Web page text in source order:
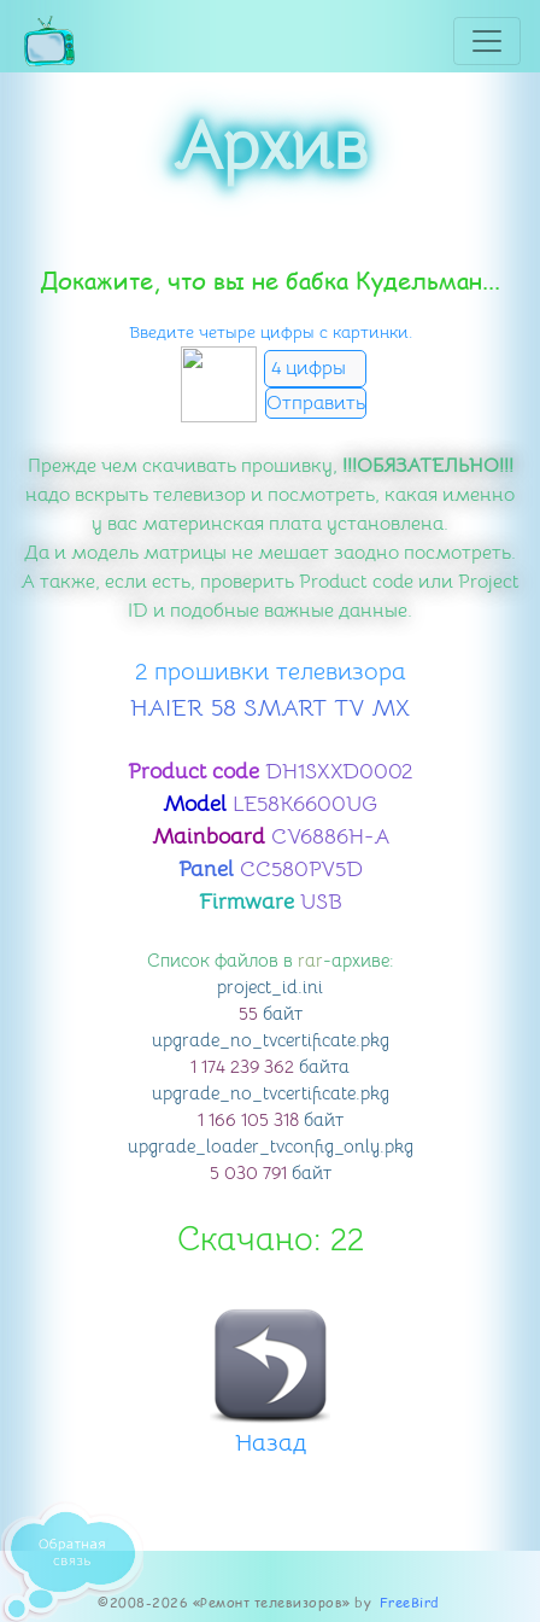
Архив
Докажите, что вы не бабка Кудельман...
Введите четыре цифры с картинки.
Прежде чем скачивать прошивку, !!!ОБЯЗАТЕЛЬНО!!!
надо вскрыть телевизор и посмотреть, какая именно
у вас материнская плата установлена.
Да и модель матрицы не мешает заодно посмотреть.
А также, если есть, проверить Product code или Project
ID и подобные важные данные.
2 прошивки телевизора​
HAIER 58 SMART TV MX
Product code DH1SXXD0002
Model LE58K6600UG
MainboardCV6886H-A
PanelCC580PV5D
FirmwareUSB
Список файлов в rar-архиве:
project_id .ini
55 байт
upgrade_no_tvcertificate.pkg
1 174 239 362 байта
upgrade_no_tvcertificate.pkg
1 166 105 318байт
upgrade_loader_tvconfig_only .pkg
5 030 791 байт
Скачано: 22
Назад
©2008-2026 «Ремонт телевизоров» by FreeBird